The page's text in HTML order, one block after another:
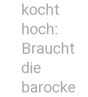
kocht
hoch:
Braucht
die
barocke